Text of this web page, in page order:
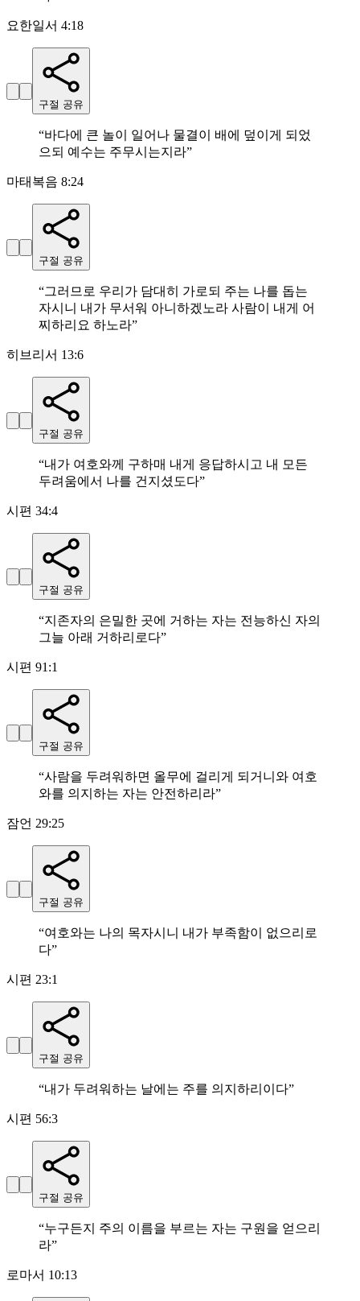
요한일서 4:18
구절 공유
“바다에 큰 놀이 일어나 물결이 배에 덮이게 되었
으되 예수는 주무시는지라”
마태복음 8:24
구절 공유
“그러므로 우리가 담대히 가로되 주는 나를 돕는
자시니 내가 무서워 아니하겠노라 사람이 내게 어
찌하리요 하노라”
히브리서 13:6
구절 공유
“내가 여호와께 구하매 내게 응답하시고 내 모든
두려움에서 나를 건지셨도다”
시편 34:4
구절 공유
“지존자의 은밀한 곳에 거하는 자는 전능하신 자의
그늘 아래 거하리로다”
시편 91:1
구절 공유
“사람을 두려워하면 올무에 걸리게 되거니와 여호
와를 의지하는 자는 안전하리라”
잠언 29:25
구절 공유
“여호와는 나의 목자시니 내가 부족함이 없으리로
다”
시편 23:1
구절 공유
“내가 두려워하는 날에는 주를 의지하리이다”
시편 56:3
구절 공유
“누구든지 주의 이름을 부르는 자는 구원을 얻으리
라”
로마서 10:13